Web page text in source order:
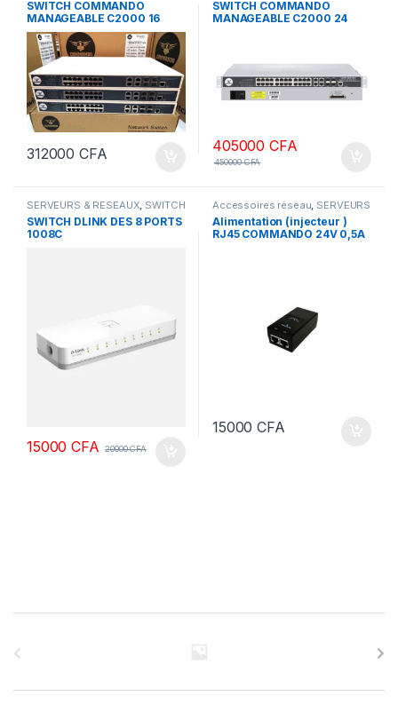
SWITCH COMMANDO
MANAGEABLE C2000 16
ports Gigabyte + POE 290 w
312000CFA
SWITCH COMMANDO
MANAGEABLE C2000 24
405000CFA
450000CFA
SERVEURS & RESEAUX, SWITCH
DLINK
SWITCH DLINK DES 8 PORTS
1008C
15000CFA 20000CFA
Accessoires réseau, SERVEURS
& RESEAUX
Alimentation (injecteur )
RJ45 COMMANDO 24V 0,5A
15000CFA